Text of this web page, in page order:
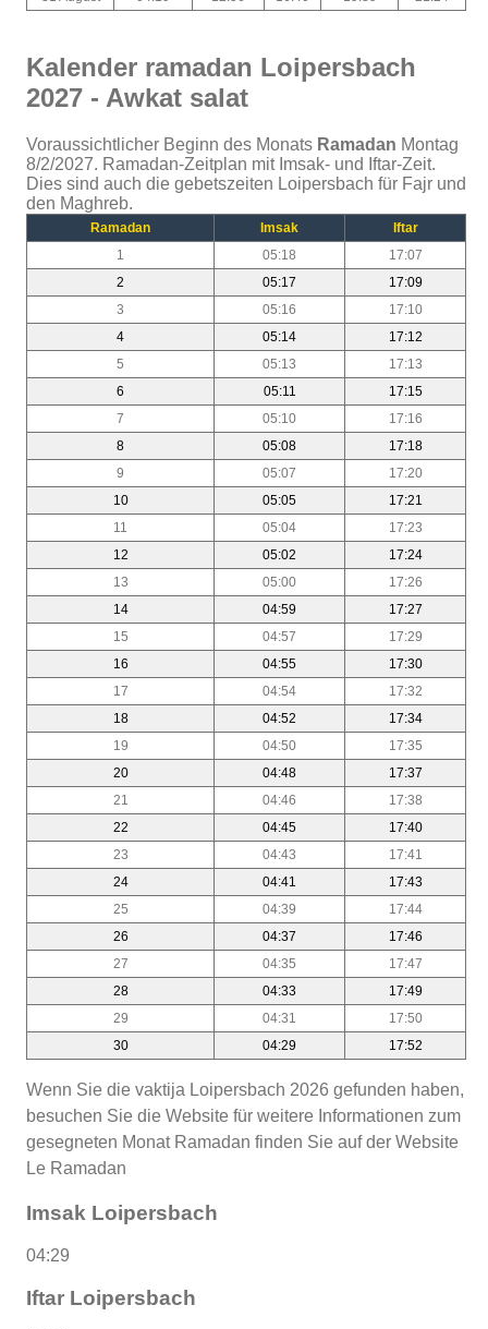
Kalender ramadan Loipersbach
2027 - Awkat salat
Voraussichtlicher Beginn des Monats Ramadan Montag
8/2/2027. Ramadan-Zeitplan mit Imsak- und Iftar-Zeit.
Dies sind auch die gebetszeiten Loipersbach für Fajr und
den Maghreb.
Ramadan Imsak
Iftar
1
05:18
17:07
2
05:17
17:09
3
05:16
17:10
4
05:14
17:12
5
05:13
17:13
6
05:11
17:15
7
05:10
17:16
8
05:08
17:18
9
05:07
17:20
10
05:05
17:21
11
05:04
17:23
12
05:02
17:24
13
05:00
17:26
14
04:59
17:27
15
04:57
17:29
16
04:55
17:30
17
04:54
17:32
18
04:52
17:34
19
04:50
17:35
20
04:48
17:37
21
04:46
17:38
22
04:45
17:40
23
04:43
17:41
24
04:41
17:43
25
04:39
17:44
26
04:37
17:46
27
04:35
17:47
28
04:33
17:49
29
04:31
17:50
30
04:29 17:52
Wenn Sie die vaktija Loipersbach 2026 gefunden haben,
besuchen Sie die Website für weitere Informationen zum
gesegneten Monat Ramadan finden Sie auf der Website
Le Ramadan
Imsak Loipersbach
04:29
Iftar Loipersbach